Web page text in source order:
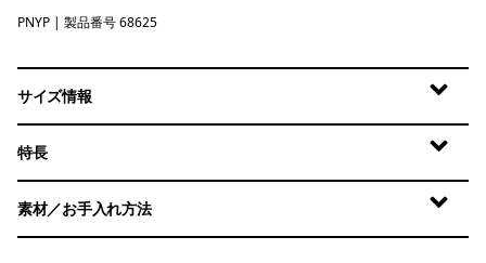
Punchy Pink
PNYP | 製品番号 68625
サイズ情報
特長
素材／お手入れ方法